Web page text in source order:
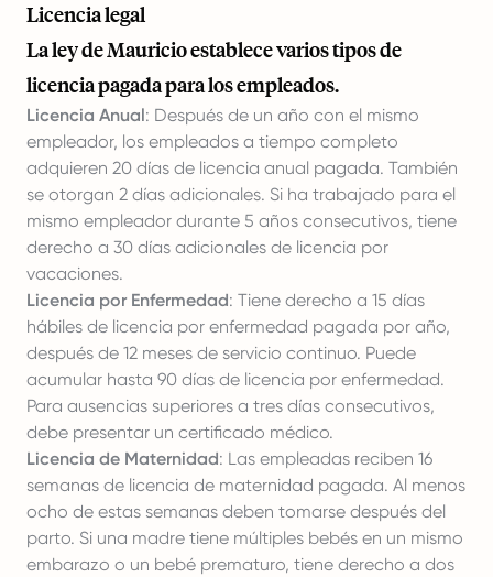
Licencia legal
La ley de Mauricio establece varios tipos de
licencia pagada para los empleados.
Licencia Anual: Después de un año con el mismo
empleador, los empleados a tiempo completo
adquieren 20 días de licencia anual pagada. También
se otorgan 2 días adicionales. Si ha trabajado para el
mismo empleador durante 5 años consecutivos, tiene
derecho a 30 días adicionales de licencia por
vacaciones.
Licencia por Enfermedad: Tiene derecho a 15 días
hábiles de licencia por enfermedad pagada por año,
después de 12 meses de servicio continuo. Puede
acumular hasta 90 días de licencia por enfermedad.
Para ausencias superiores a tres días consecutivos,
debe presentar un certificado médico.
Licencia de Maternidad: Las empleadas reciben 16
semanas de licencia de maternidad pagada. Al menos
ocho de estas semanas deben tomarse después del
parto. Si una madre tiene múltiples bebés en un mismo
embarazo o un bebé prematuro, tiene derecho a dos